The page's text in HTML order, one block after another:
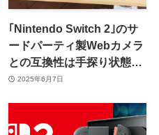
｢Nintendo Switch 2｣のサ
ードパーティ製Webカメラ
との互換性は手探り状態｜
現時点での動作確認リスト
2025年6月7日